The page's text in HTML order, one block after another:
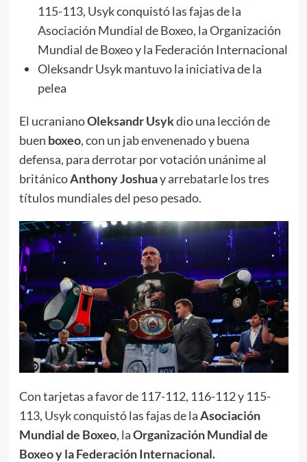
115-113, Usyk conquistó las fajas de la
Asociación Mundial de Boxeo, la Organización
Mundial de Boxeo y la Federación Internacional
Oleksandr Usyk mantuvo la iniciativa de la
pelea
El ucranianoOleksandr Usykdio una lección de
buen boxeo, con un jab envenenado y buena
defensa, para derrotar por votación unánime al
británicoAnthony Joshuay arrebatarle los tres
títulos mundiales del peso pesado.
Con tarjetas a favor de 117-112, 116-112 y 115-
113, Usyk conquistó las fajas de laAsociación
Mundial de Boxeo, laOrganización Mundial de
Boxeo y la Federación Internacional.